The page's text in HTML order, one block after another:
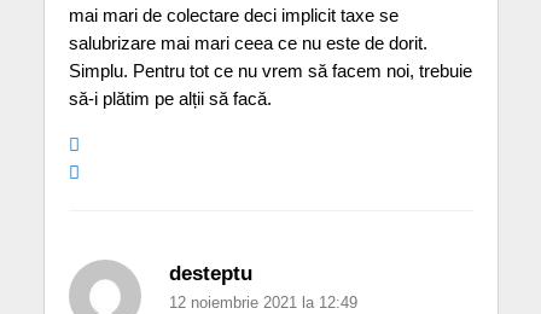
mai mari de colectare deci implicit taxe se
salubrizare mai mari ceea ce nu este de dorit.
Simplu. Pentru tot ce nu vrem să facem noi, trebuie
să-i plătim pe alții să facă.
desteptu
12 noiembrie 2021 la 12:49